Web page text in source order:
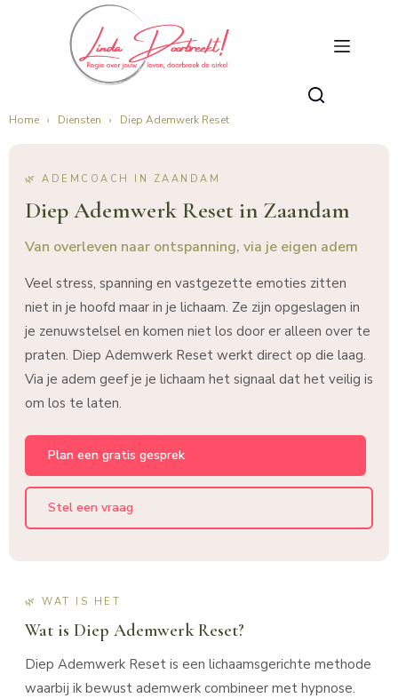
Home › Diensten › Diep Ademwerk Reset
🌿 ADEMCOACH IN ZAANDAM
Diep Ademwerk Reset in Zaandam
Van overleven naar ontspanning, via je eigen adem
Veel stress, spanning en vastgezette emoties zitten
niet in je hoofd maar in je lichaam. Ze zijn opgeslagen in
je zenuwstelsel en komen niet los door er alleen over te
praten. Diep Ademwerk Reset werkt direct op die laag.
Via je adem geef je je lichaam het signaal dat het veilig is
om los te laten.
Plan een gratis gesprek
Stel een vraag
🌿 WAT IS HET
Wat is Diep Ademwerk Reset?
Diep Ademwerk Reset is een lichaamsgerichte methode
waarbij ik bewust ademwerk combineer met hypnose.